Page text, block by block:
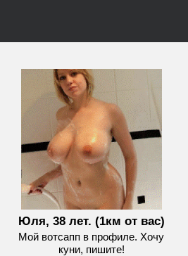
Юля, 38 лет. (1км от вас)
Мой вотсапп в профиле. Хочу
куни, пишите!